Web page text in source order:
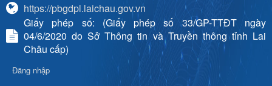
https://pbgdpl.laichau.gov.vn
Giấy phép số: (Giấy phép số 33/GP-TTĐT ngày
04/6/2020 do Sở Thông tin và Truyền thông tỉnh Lai
Châu cấp)
Đăng nhập